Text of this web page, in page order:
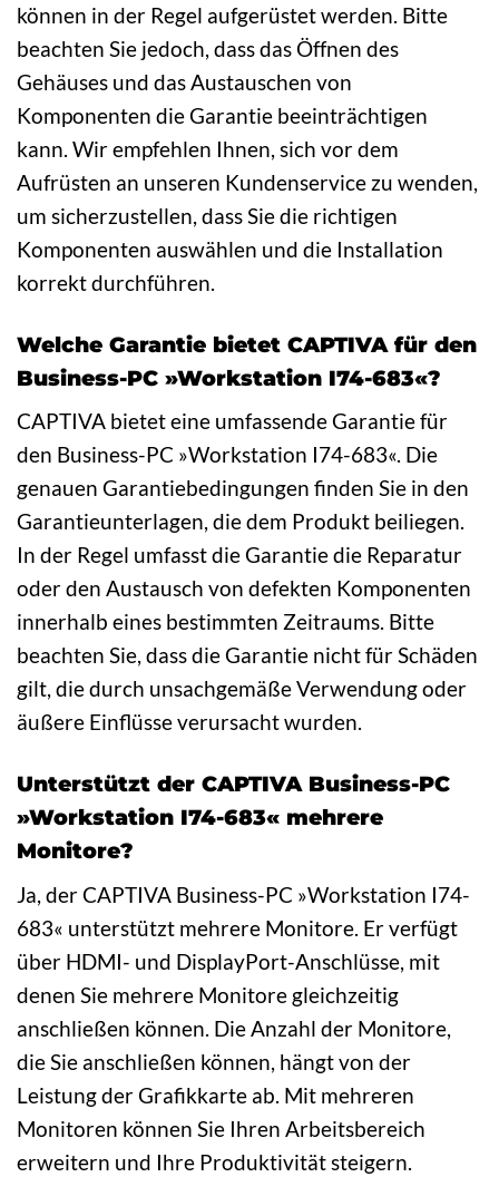
können in der Regel aufgerüstet werden. Bitte
beachten Sie jedoch, dass das Öffnen des
Gehäuses und das Austauschen von
Komponenten die Garantie beeinträchtigen
kann. Wir empfehlen Ihnen, sich vor dem
Aufrüsten an unseren Kundenservice zu wenden,
um sicherzustellen, dass Sie die richtigen
Komponenten auswählen und die Installation
korrekt durchführen.
Welche Garantie bietet CAPTIVA für den
Business-PC »Workstation I74-683«?
CAPTIVA bietet eine umfassende Garantie für
den Business-PC »Workstation I74-683«. Die
genauen Garantiebedingungen finden Sie in den
Garantieunterlagen, die dem Produkt beiliegen.
In der Regel umfasst die Garantie die Reparatur
oder den Austausch von defekten Komponenten
innerhalb eines bestimmten Zeitraums. Bitte
beachten Sie, dass die Garantie nicht für Schäden
gilt, die durch unsachgemäße Verwendung oder
äußere Einflüsse verursacht wurden.
Unterstützt der CAPTIVA Business-PC
»Workstation I74-683« mehrere
Monitore?
Ja, der CAPTIVA Business-PC »Workstation I74-
683« unterstützt mehrere Monitore. Er verfügt
über HDMI- und DisplayPort-Anschlüsse, mit
denen Sie mehrere Monitore gleichzeitig
anschließen können. Die Anzahl der Monitore,
die Sie anschließen können, hängt von der
Leistung der Grafikkarte ab. Mit mehreren
Monitoren können Sie Ihren Arbeitsbereich
erweitern und Ihre Produktivität steigern.